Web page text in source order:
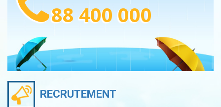
88 400 000
RECRUTEMENT